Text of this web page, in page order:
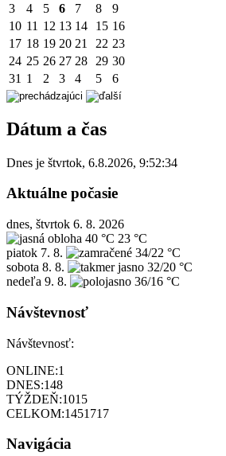
3
4 5 6 7 8
9
10 11 12 13 14 15 16
17 18 19 20 21 22 23
24 25 26 27 28 29 30
31 1 2 3 4 5 6
Dátum a čas
Dnes je štvrtok, 6.8.2026, 9:52:34
Aktuálne počasie
dnes, štvrtok 6. 8. 2026
40 °C 23 °C
piatok 7. 8.
34/22 °C
sobota 8. 8.
32/20 °C
nedeľa 9. 8. 36/16 °C
Návštevnosť
Návštevnosť:
ONLINE:1
DNES:148
TÝŽDEŇ:1015
CELKOM:1451717
Navigácia